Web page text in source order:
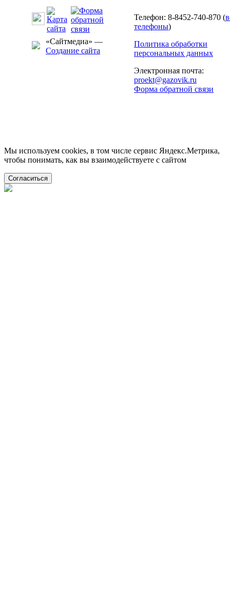
«Сайтмедиа» —
Создание сайта
Телефон: 8-8452-740-870 (
телефоны)
Политика обработки
персональных данных
Электронная почта:
proekt@gazovik.ru
Форма обратной связи
Мы используем cookies, в том числе сервис Яндекс.Метрика,
чтобы понимать, как вы взаимодействуете с сайтом
Согласиться